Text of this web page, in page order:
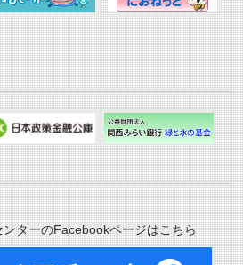
ターのFacebookページはこちら